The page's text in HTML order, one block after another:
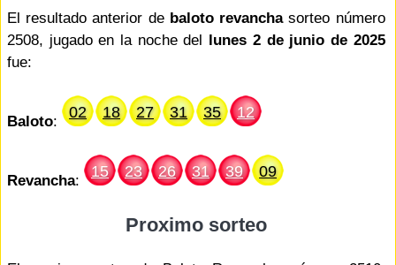
El resultado anterior de baloto revanchasorteo número
2508, jugado en la noche del lunes 2 de junio de 2025
fue:
Baloto:
02 18 27 31 35 12
Revancha:
15 23 26 31 39 09
Proximo sorteo